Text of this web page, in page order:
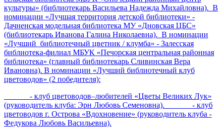
культуры» (библиотекарь Васильева Надежда Михайловна). В
номинации «Лучшая территория детской библиотеки» -
Дачненская модельная библиотека МУ «Дновская ЦБС»
(библиотекарь Иванова Галина Николаевна). В номинации
«Лучший библиотечный цветник / клумба» - Залесская
библиотека-филиал МБУК «Печорская центральная районная
библиотека» (главный библиотекарь Сливинская Вера
Ивановна). В номинации «Лучший библиотечный клуб
цветоводов» (2 победителя):
- клуб цветоводов–любителей «Цветы Великих Лук»
(руководитель клуба: Эрн Любовь Семеновна). - клуб
цветоводов г. Острова «Вдохновение» (руководитель клуба -
Федукова Любовь Васильевна).